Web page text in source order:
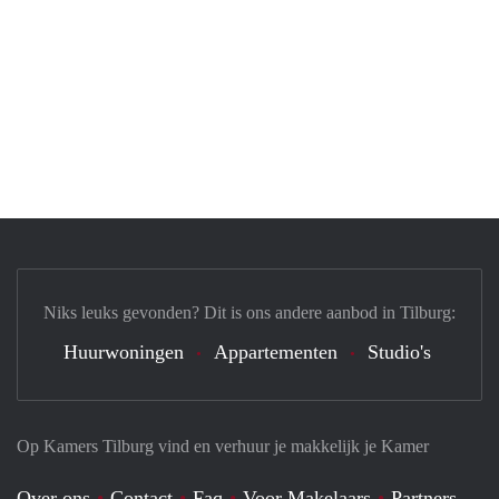
Op Kamers Tilburg vind en verhuur je makkelijk je Kamer
Niks leuks gevonden? Dit is ons andere aanbod in Tilburg:
Huurwoningen Appartementen Studio's